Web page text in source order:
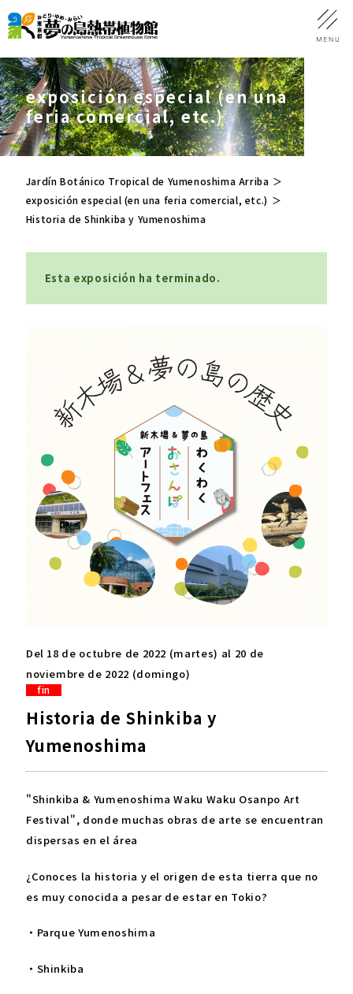
exposición especial (en una
feria comercial, etc.)
Jardín Botánico Tropical de Yumenoshima Arriba
exposición especial (en una feria comercial, etc.)
Historia de Shinkiba y Yumenoshima
Esta exposición ha terminado.
Del 18 de octubre de 2022 (martes) al 20 de
noviembre de 2022 (domingo)
fin
Historia de Shinkiba y
Yumenoshima
"Shinkiba & Yumenoshima Waku Waku Osanpo Art
Festival", donde muchas obras de arte se encuentran
dispersas en el área
¿Conoces la historia y el origen de esta tierra que no
es muy conocida a pesar de estar en Tokio?
・Parque Yumenoshima
・Shinkiba